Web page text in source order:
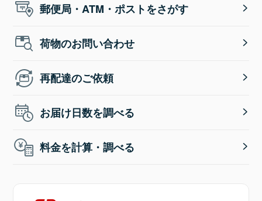
郵便局・ATM・ポストをさがす
荷物のお問い合わせ
再配達のご依頼
お届け日数を調べる
料金を計算・調べる